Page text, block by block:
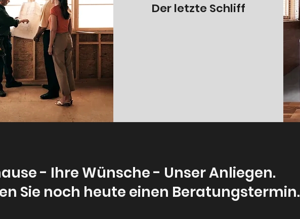
Der letzte Schliff
- Ihre Wünsche - Unser Anliegen.
Sie noch heute einen Beratungstermin.